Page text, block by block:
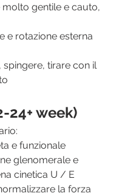
gentile e cauto,
e rotazione esterna
spingere, tirare con il
24+ week)
e funzionale
glenomerale e
cinetica U / E
la forza